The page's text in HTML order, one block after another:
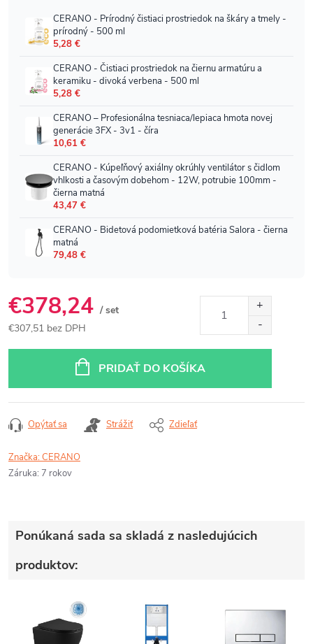
€378,24 / set
€307,51 bez DPH
PRIDAŤ DO KOŠÍKA
Opýtať sa Strážiť Zdieľať
Značka:CERANO
Záruka: 7 rokov
Ponúkaná sada sa skladá z nasledujúcich
produktov: